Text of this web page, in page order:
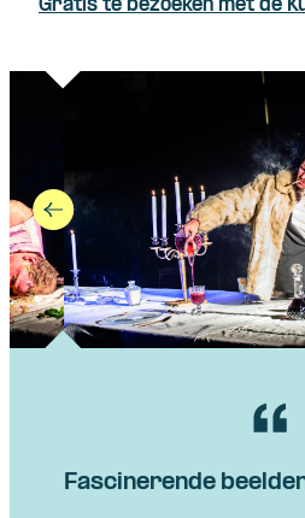
Gratis te bezoeken met de
Fascinerende